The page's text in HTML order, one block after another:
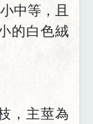
中等，且
的白色絨
，主莖為